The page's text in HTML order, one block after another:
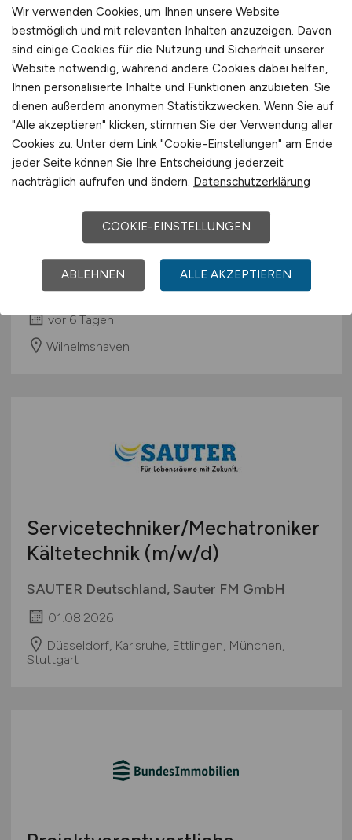
Bauingenieurin/Bauingenieur
(Baumanagerin/Baumanager)
(w/m/d)
Bundesanstalt für Immobilienaufgaben
vor 6 Tagen
Wilhelmshaven
Servicetechniker/Mechatroniker
Kältetechnik (m/w/d)
SAUTER Deutschland, Sauter FM GmbH
01.08.2026
Düsseldorf, Karlsruhe, Ettlingen, München,
Stuttgart
Wir verwenden Cookies, um Ihnen unsere Website
bestmöglich und mit relevanten Inhalten anzuzeigen. Davon
sind einige Cookies für die Nutzung und Sicherheit unserer
Website notwendig, während andere Cookies dabei helfen,
Ihnen personalisierte Inhalte und Funktionen anzubieten. Sie
dienen außerdem anonymen Statistikzwecken. Wenn Sie auf
"Alle akzeptieren" klicken, stimmen Sie der Verwendung aller
Cookies zu. Unter dem Link "Cookie-Einstellungen" am Ende
jeder Seite können Sie Ihre Entscheidung jederzeit
nachträglich aufrufen und ändern. Datenschutzerklärung
COOKIE-EINSTELLUNGEN
ABLEHNEN ALLE AKZEPTIEREN